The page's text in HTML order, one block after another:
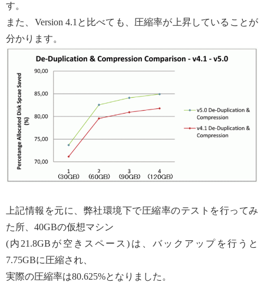
す。
また、Version 4.1と比べても、圧縮率が上昇していることが
分かります。
上記情報を元に、弊社環境下で圧縮率のテストを行ってみ
た所、40GBの仮想マシン
(内21.8GBが空きスペース)は、バックアップを行うと
7.75GBに圧縮され、
実際の圧縮率は80.625%となりました。